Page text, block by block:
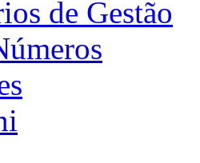
de Gestão